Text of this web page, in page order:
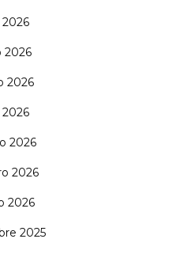
2026
2026
2026
2026
2026
2026
2025